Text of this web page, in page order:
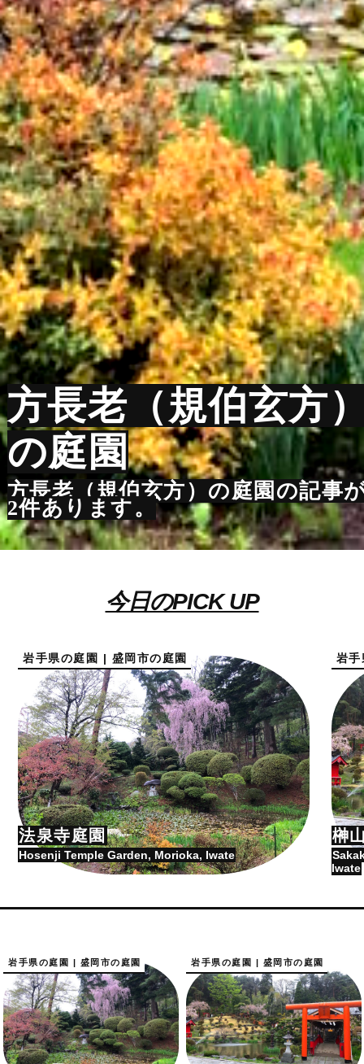
方長老（規伯玄方
の庭園
方長老（規伯玄方）の庭園の記事
2件あります。
今日のPICK UP
岩手県の庭園 | 盛岡市の庭園
法泉寺庭園
Hosenji Temple Garden, Morioka, Iwate
岩
榊
Iwate
岩手県の庭園 | 盛岡市の庭園 岩手県の庭園 | 盛岡市の庭園